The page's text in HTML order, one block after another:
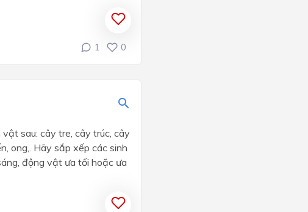
1 0
sau: cây tre, cây trúc, cây
ong,. Hãy sắp xếp các sinh
động vật ưa tối hoặc ưa